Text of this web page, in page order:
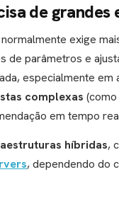
de grandes
exige
de parâmetros e
especialmente em
complexas
em tempo
híbridas,
, dependendo do